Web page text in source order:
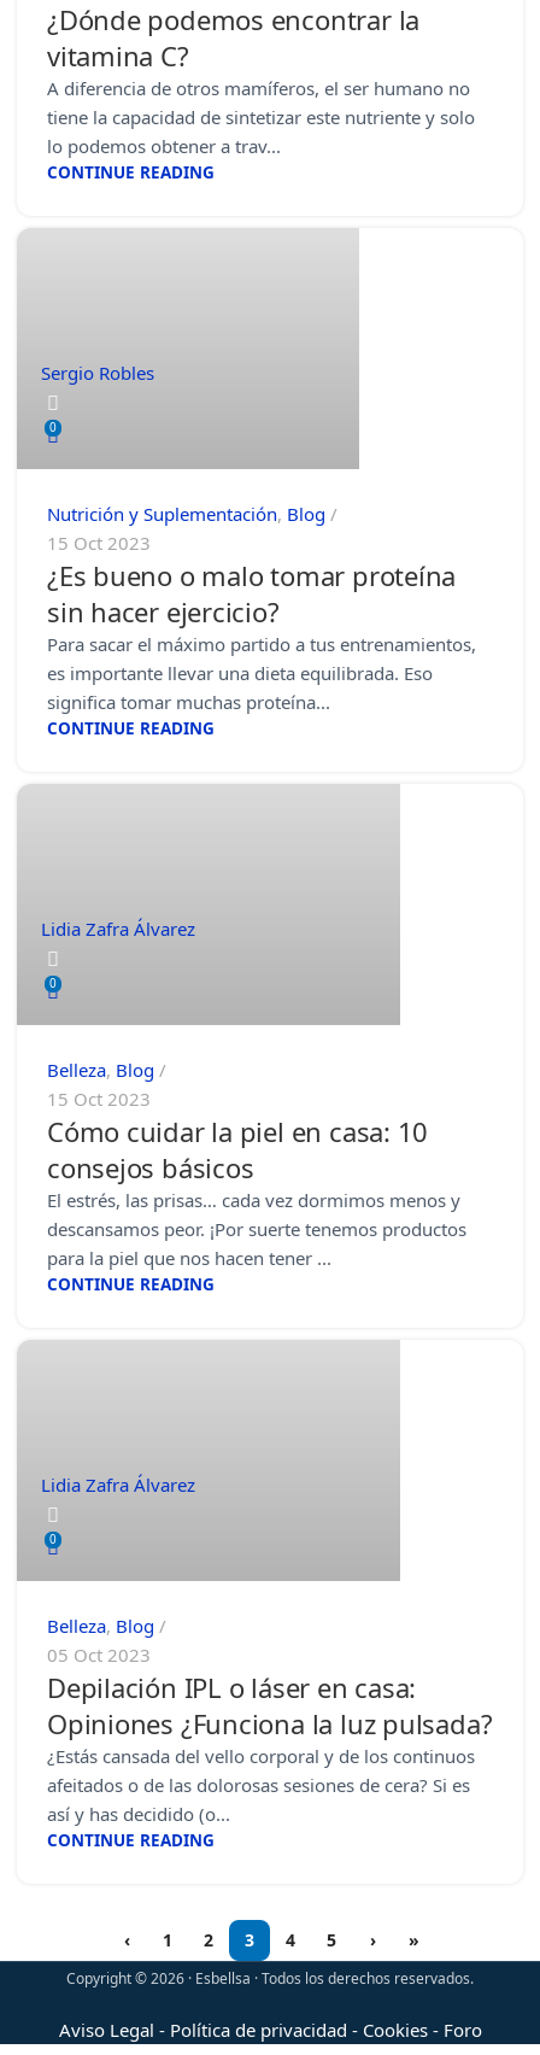
¿Dónde podemos encontrar la
vitamina C?
A diferencia de otros mamíferos, el ser humano no
tiene la capacidad de sintetizar este nutriente y solo
lo podemos obtener a trav...
CONTINUE READING
Sergio Robles
0
Nutrición y Suplementación, Blog
15 Oct 2023
¿Es bueno o malo tomar proteína
sin hacer ejercicio?
Para sacar el máximo partido a tus entrenamientos,
es importante llevar una dieta equilibrada. Eso
significa tomar muchas proteína...
CONTINUE READING
Lidia Zafra Álvarez
0
Belleza, Blog
15 Oct 2023
Cómo cuidar la piel en casa: 10
consejos básicos
El estrés, las prisas… cada vez dormimos menos y
descansamos peor. ¡Por suerte tenemos productos
para la piel que nos hacen tener ...
CONTINUE READING
Lidia Zafra Álvarez
0
Belleza, Blog
05 Oct 2023
Depilación IPL o láser en casa:
Opiniones ¿Funciona la luz pulsada?
¿Estás cansada del vello corporal y de los continuos
afeitados o de las dolorosas sesiones de cera? Si es
así y has decidido (o...
CONTINUE READING
‹ 1 2 3 4 5 › »
Copyright © 2026 · Esbellsa · Todos los derechos reservados.
Aviso Legal - Política de privacidad - Cookies- Foro